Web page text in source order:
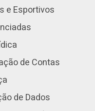
e Esportivos
de Contas
de Dados